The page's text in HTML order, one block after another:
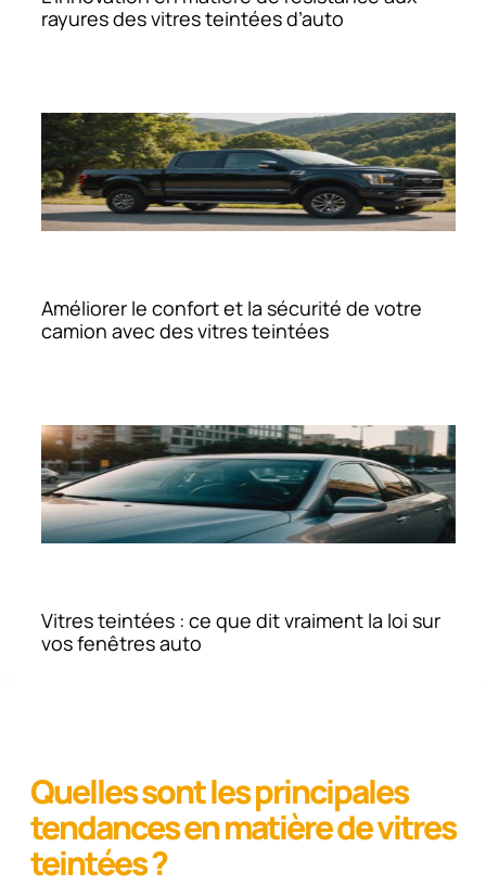
Quelles sont les principales
tendances en matière de vitres
teintées ?
rayures des vitres teintées d’auto
Améliorer le confort et la sécurité de votre
camion avec des vitres teintées
Vitres teintées : ce que dit vraiment la loi sur
vos fenêtres auto